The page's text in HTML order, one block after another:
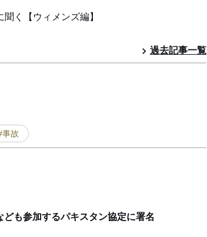
く【ウィメンズ編】
過去記事一覧
事故
も参加するパキスタン協定に署名